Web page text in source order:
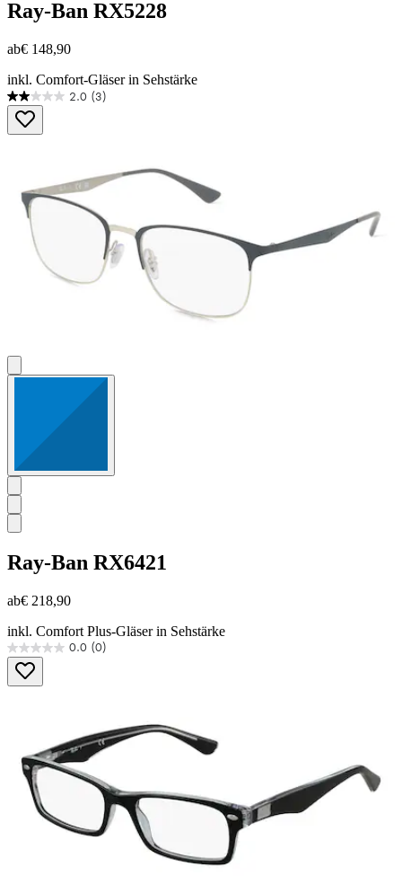
Ray-Ban RX5228
ab€ 148,90
inkl. Comfort-Gläser in Sehstärke
2.0 (3)
2.0
von
5
Bewertungen
Ray-Ban RX6421
ab€ 218,90
inkl. Comfort Plus-Gläser in Sehstärke
0.0 (0)
0.0
von
5